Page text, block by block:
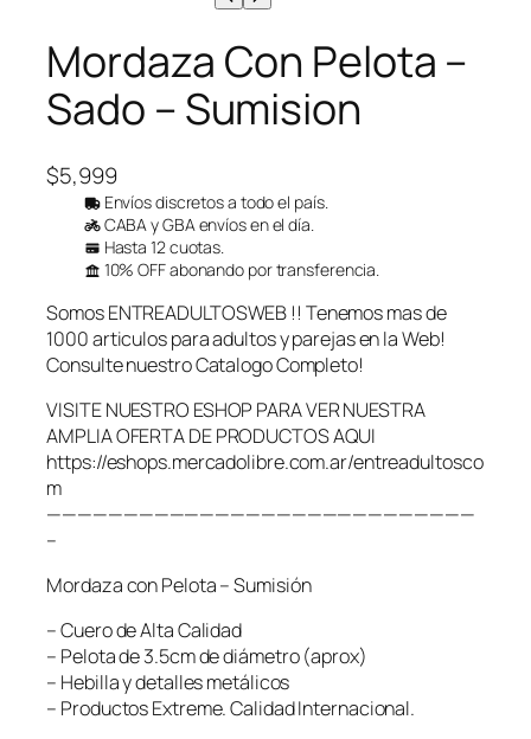
Mordaza Con Pelota –
Sado – Sumision
$5,999
Envíos discretos a todo el país.
CABA y GBA envíos en el día.
Hasta 12 cuotas.
10% OFF abonando por transferencia.
Somos ENTREADULTOSWEB !! Tenemos mas de
1000 articulos para adultos y parejas en la Web!
Consulte nuestro Catalogo Completo!
VISITE NUESTRO ESHOP PARA VER NUESTRA
AMPLIA OFERTA DE PRODUCTOS AQUI
https://eshops.mercadolibre.com.ar/entreadultosco
m
————————————————————————————
–
Mordaza con Pelota – Sumisión
– Cuero de Alta Calidad
– Pelota de 3.5cm de diámetro (aprox)
– Hebilla y detalles metálicos
– Productos Extreme. Calidad Internacional.